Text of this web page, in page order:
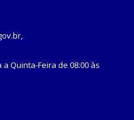
Quinta-Feira de 08:00 às